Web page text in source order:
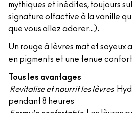
mythiques et inédites, toujours
signature olfactive à la vanille
que vous allez adorer…).
Un rouge à lèvres mat et soyeux
en pigments et une tenue
Tous les avantages
Revitalise et nourrit les lèvres
pendant 8 heures